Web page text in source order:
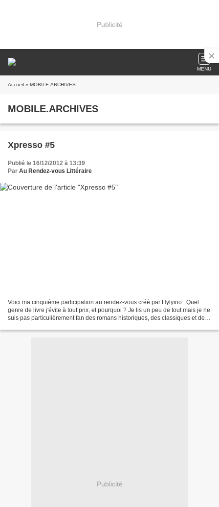
Publicité
MENU
Accueil » MOBILE.ARCHIVES
MOBILE.ARCHIVES
Xpresso #5
Publié le 16/12/2012 à 13:39
Par Au Rendez-vous Littéraire
Voici ma cinquième participation au rendez-vous créé par Hylyirio . Quel
genre de livre j'évite à tout prix, et pourquoi ? Je lis un peu de tout mais je ne
suis pas particulièrement fan des romans historiques, des classiques et des
Publicité